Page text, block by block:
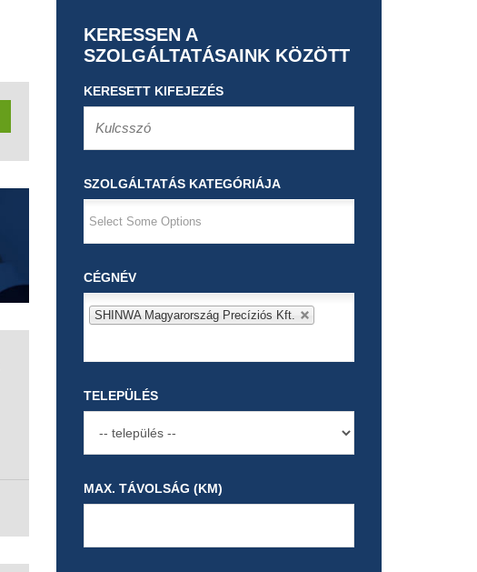
KERESSEN A
SZOLGÁLTATÁSAINK KÖZÖTT
KERESETT KIFEJEZÉS
SZOLGÁLTATÁS KATEGÓRIÁJA
CÉGNÉV
SHINWA Magyarország Precíziós Kft.
TELEPÜLÉS
MAX. TÁVOLSÁG (KM)